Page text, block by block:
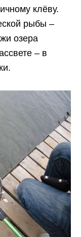
клёву.
рыбы –
озера
– в